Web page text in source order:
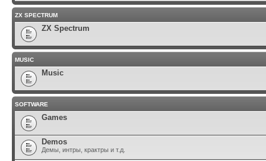
ZX SPECTRUM
ZX Spectrum
MUSIC
Music
SOFTWARE
Games
Demos
Демы, интры, крактры и т.д.